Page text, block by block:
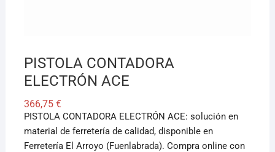
PISTOLA CONTADORA
ELECTRÓN ACE
366,75 €
PISTOLA CONTADORA ELECTRÓN ACE: solución en
material de ferretería de calidad, disponible en
Ferretería El Arroyo (Fuenlabrada). Compra online con